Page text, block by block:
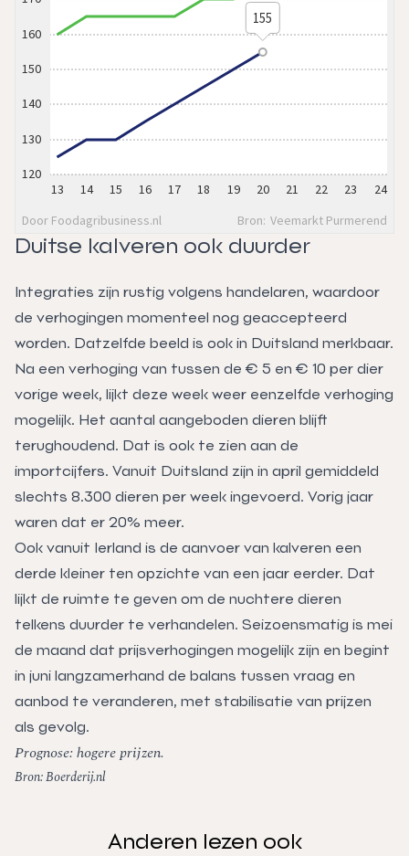
Duitse kalveren ook duurder
Integraties zijn rustig volgens handelaren, waardoor
de verhogingen momenteel nog geaccepteerd
worden. Datzelfde beeld is ook in Duitsland merkbaar.
Na een verhoging van tussen de € 5 en € 10 per dier
vorige week, lijkt deze week weer eenzelfde verhoging
mogelijk. Het aantal aangeboden dieren blijft
terughoudend. Dat is ook te zien aan de
importcijfers. Vanuit Duitsland zijn in april gemiddeld
slechts 8.300 dieren per week ingevoerd. Vorig jaar
waren dat er 20% meer.
Ook vanuit Ierland is de aanvoer van kalveren een
derde kleiner ten opzichte van een jaar eerder. Dat
lijkt de ruimte te geven om de nuchtere dieren
telkens duurder te verhandelen. Seizoensmatig is mei
de maand dat prijsverhogingen mogelijk zijn en begint
in juni langzamerhand de balans tussen vraag en
aanbod te veranderen, met stabilisatie van prijzen
als gevolg.
Prognose: hogere prijzen.
Bron: Boerderij.nl
Anderen lezen ook